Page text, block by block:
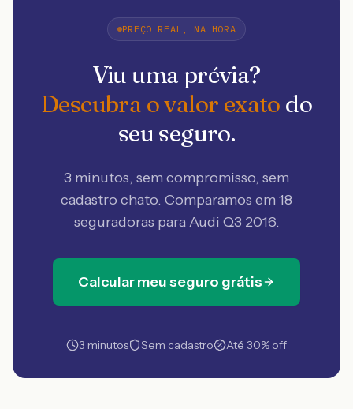
PREÇO REAL, NA HORA
Viu uma prévia?
Descubra o valor exato do
seu seguro.
3 minutos, sem compromisso, sem
cadastro chato. Comparamos em 18
seguradoras para Audi Q3 2016.
Calcular meu seguro grátis
3 minutos Sem cadastro Até 30% off